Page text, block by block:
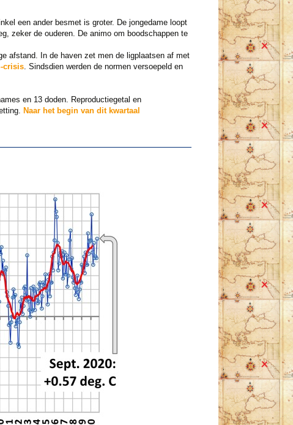
een ander besmet is groter. De jongedame loopt
zeker de ouderen. De animo om boodschappen te
afstand. In de haven zet men de ligplaatsen af met
crisis. Sindsdien werden de normen versoepeld en
en 13 doden. Reproductiegetal en
Naar het begin van dit kwartaal